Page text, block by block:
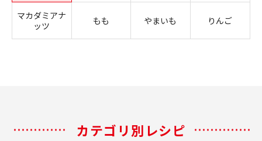
マカダミアナ
ッツ
もも やまいも りんご
カテゴリ別レシピ